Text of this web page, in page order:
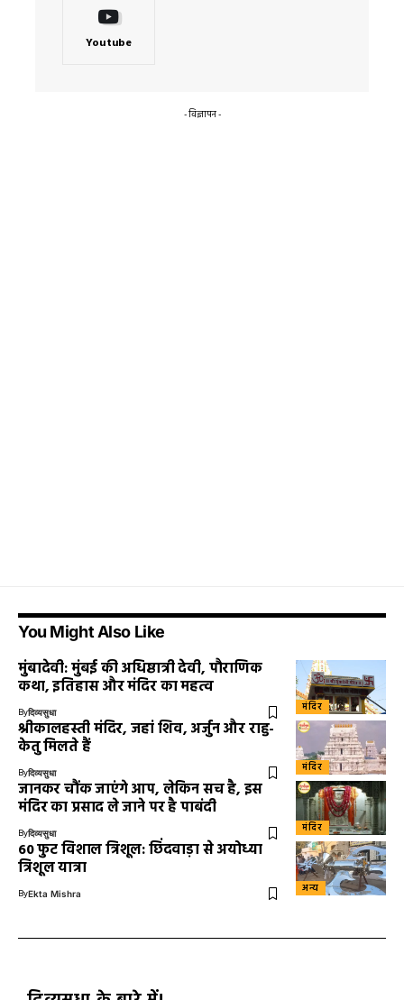
Youtube
- विज्ञापन -
You Might Also Like
मंदिर
मुंबादेवी: मुंबई की अधिष्ठात्री देवी, पौराणिक
कथा, इतिहास और मंदिर का महत्व
Byदिव्यसुधा
मंदिर
श्रीकालहस्ती मंदिर, जहां शिव, अर्जुन और राहु-
केतु मिलते हैं
Byदिव्यसुधा
मंदिर
जानकर चौंक जाएंगे आप, लेकिन सच है, इस
मंदिर का प्रसाद ले जाने पर है पाबंदी
Byदिव्यसुधा
अन्य
60 फुट विशाल त्रिशूल: छिंदवाड़ा से अयोध्या
त्रिशूल यात्रा
ByEkta Mishra